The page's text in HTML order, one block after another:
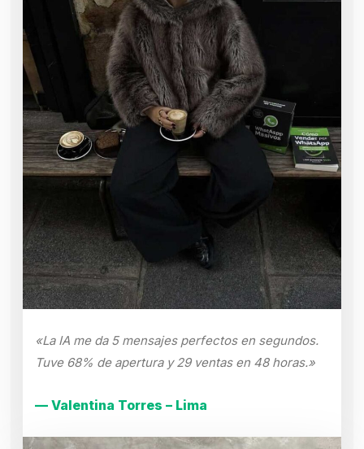
«La IA me da 5 mensajes perfectos en segundos.
Tuve 68% de apertura y 29 ventas en 48 horas.»
— Valentina Torres – Lima